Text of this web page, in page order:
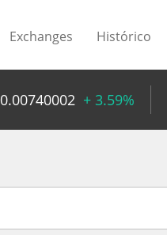
Exchanges Histórico
0.00740002 + 3.59%